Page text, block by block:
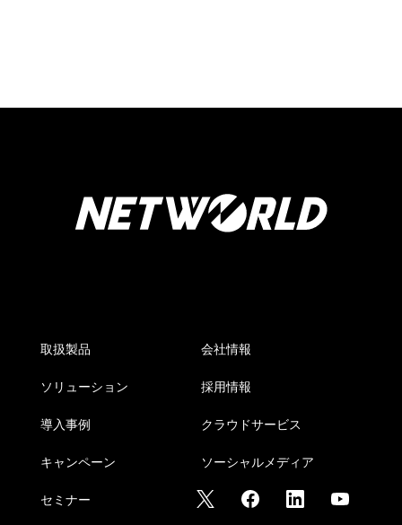
取扱製品
ソリューション
導入事例
キャンペーン
セミナー
会社情報
採用情報
クラウドサービス
ソーシャルメディア